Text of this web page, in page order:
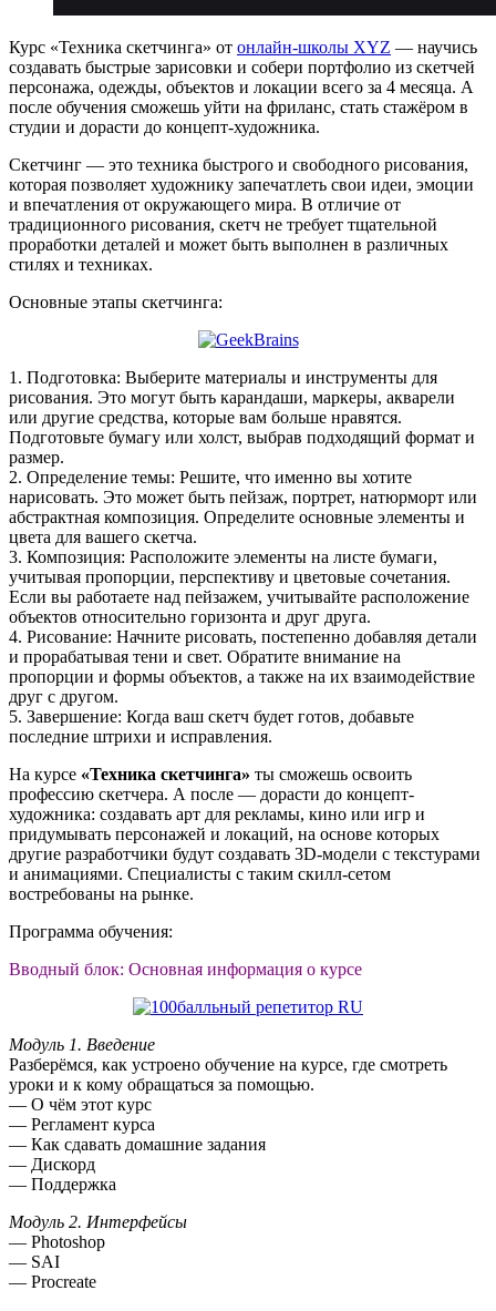
Курс «Техника скетчинга» от онлайн-школы XYZ — научись
создавать быстрые зарисовки и собери портфолио из скетчей
персонажа, одежды, объектов и локации всего за 4 месяца. А
после обучения сможешь уйти на фриланс, стать стажёром в
студии и дорасти до концепт-художника.
Скетчинг — это техника быстрого и свободного рисования,
которая позволяет художнику запечатлеть свои идеи, эмоции
и впечатления от окружающего мира. В отличие от
традиционного рисования, скетч не требует тщательной
проработки деталей и может быть выполнен в различных
стилях и техниках.
Основные этапы скетчинга:
1. Подготовка: Выберите материалы и инструменты для
рисования. Это могут быть карандаши, маркеры, акварели
или другие средства, которые вам больше нравятся.
Подготовьте бумагу или холст, выбрав подходящий формат и
размер.
2. Определение темы: Решите, что именно вы хотите
нарисовать. Это может быть пейзаж, портрет, натюрморт или
абстрактная композиция. Определите основные элементы и
цвета для вашего скетча.
3. Композиция: Расположите элементы на листе бумаги,
учитывая пропорции, перспективу и цветовые сочетания.
Если вы работаете над пейзажем, учитывайте расположение
объектов относительно горизонта и друг друга.
4. Рисование: Начните рисовать, постепенно добавляя детали
и прорабатывая тени и свет. Обратите внимание на
пропорции и формы объектов, а также на их взаимодействие
друг с другом.
5. Завершение: Когда ваш скетч будет готов, добавьте
последние штрихи и исправления.
На курсе «Техника скетчинга» ты сможешь освоить
профессию скетчера. А после — дорасти до концепт-
художника: создавать арт для рекламы, кино или игр и
придумывать персонажей и локаций, на основе которых
другие разработчики будут создавать 3D-модели с текстурами
и анимациями. Специалисты с таким скилл-сетом
востребованы на рынке.
Программа обучения:
Вводный блок: Основная информация о курсе
Модуль 1. Введение
Разберёмся, как устроено обучение на курсе, где смотреть
уроки и к кому обращаться за помощью.
— О чём этот курс
— Регламент курса
— Как сдавать домашние задания
— Дискорд
— Поддержка
Модуль 2. Интерфейсы
— Photoshop
— SAI
— Procreate